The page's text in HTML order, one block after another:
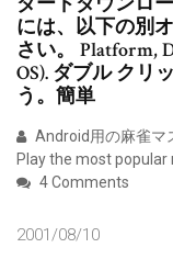
には、以下の別
さい。 Platform,
OS). ダブル クリ
う。簡単
Android用の麻雀マ
Play the most
4 Comments
2001/08/10